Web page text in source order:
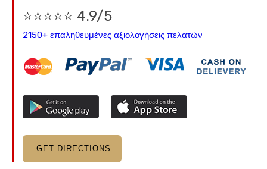
⭐⭐⭐⭐⭐ 4.9/5
2150+ επαληθευμένες αξιολογήσεις πελατών
GET DIRECTIONS